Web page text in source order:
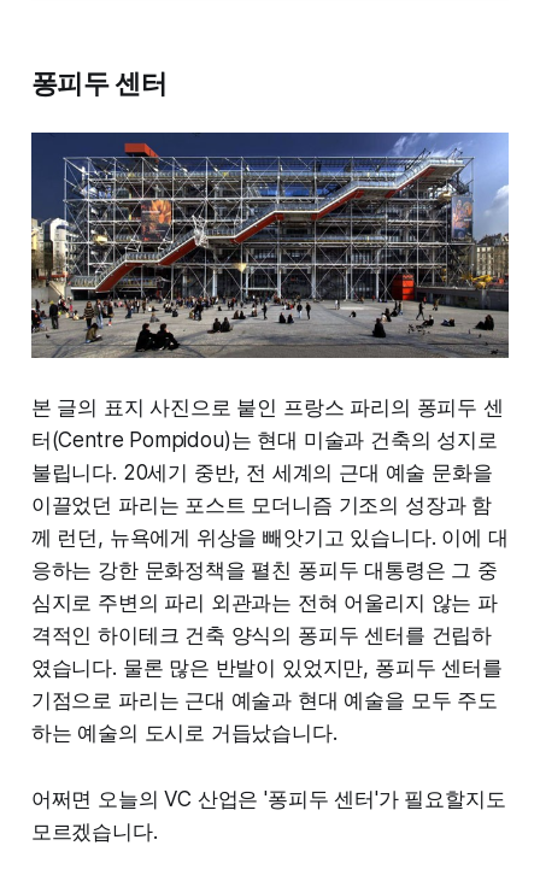
퐁피두 센터
본 글의 표지 사진으로 붙인 프랑스 파리의 퐁피두 센
터(Centre Pompidou)는 현대 미술과 건축의 성지로
불립니다. 20세기 중반, 전 세계의 근대 예술 문화을
이끌었던 파리는 포스트 모더니즘 기조의 성장과 함
께 런던, 뉴욕에게 위상을 빼앗기고 있습니다. 이에 대
응하는 강한 문화정책을 펼친 퐁피두 대통령은 그 중
심지로 주변의 파리 외관과는 전혀 어울리지 않는 파
격적인 하이테크 건축 양식의 퐁피두 센터를 건립하
였습니다. 물론 많은 반발이 있었지만, 퐁피두 센터를
기점으로 파리는 근대 예술과 현대 예술을 모두 주도
하는 예술의 도시로 거듭났습니다.
어쩌면 오늘의 VC 산업은 '퐁피두 센터'가 필요할지도
모르겠습니다.